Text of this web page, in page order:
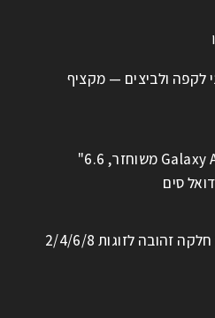
לקפה ולביצים — מקציף
סמסונג Galaxy A42 5G משוחזר, 6.6"
טבעת נירוסטה חלקה זהובה לזוגות 2/4/6/8